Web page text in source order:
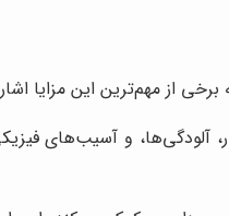
از مهم‌ترین این مزایا
آلودگی‌ها، و آسیب‌های